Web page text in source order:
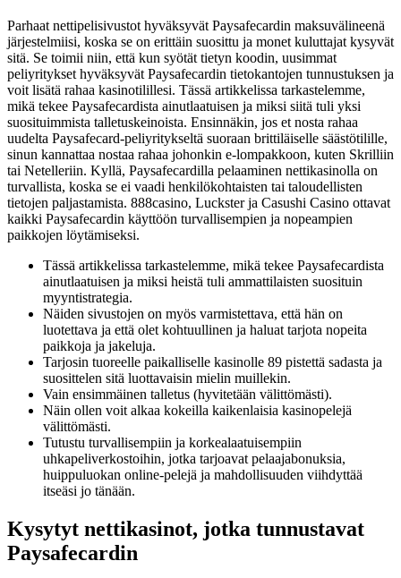
Parhaat nettipelisivustot hyväksyvät Paysafecardin maksuvälineenä
järjestelmiisi, koska se on erittäin suosittu ja monet kuluttajat kysyvät
sitä. Se toimii niin, että kun syötät tietyn koodin, uusimmat
peliyritykset hyväksyvät Paysafecardin tietokantojen tunnustuksen ja
voit lisätä rahaa kasinotilillesi. Tässä artikkelissa tarkastelemme,
mikä tekee Paysafecardista ainutlaatuisen ja miksi siitä tuli yksi
suosituimmista talletuskeinoista. Ensinnäkin, jos et nosta rahaa
uudelta Paysafecard-peliyritykseltä suoraan brittiläiselle säästötilille,
sinun kannattaa nostaa rahaa johonkin e-lompakkoon, kuten Skrilliin
tai Netelleriin. Kyllä, Paysafecardilla pelaaminen nettikasinolla on
turvallista, koska se ei vaadi henkilökohtaisten tai taloudellisten
tietojen paljastamista. 888casino, Luckster ja Casushi Casino ottavat
kaikki Paysafecardin käyttöön turvallisempien ja nopeampien
paikkojen löytämiseksi.
Tässä artikkelissa tarkastelemme, mikä tekee Paysafecardista
ainutlaatuisen ja miksi heistä tuli ammattilaisten suosituin
myyntistrategia.
Näiden sivustojen on myös varmistettava, että hän on
luotettava ja että olet kohtuullinen ja haluat tarjota nopeita
paikkoja ja jakeluja.
Tarjosin tuoreelle paikalliselle kasinolle 89 pistettä sadasta ja
suosittelen sitä luottavaisin mielin muillekin.
Vain ensimmäinen talletus (hyvitetään välittömästi).
Näin ollen voit alkaa kokeilla kaikenlaisia ​​kasinopelejä
välittömästi.
Tutustu turvallisempiin ja korkealaatuisempiin
uhkapeliverkostoihin, jotka tarjoavat pelaajabonuksia,
huippuluokan online-pelejä ja mahdollisuuden viihdyttää
itseäsi jo tänään.
Kysytyt nettikasinot, jotka tunnustavat
Paysafecardin